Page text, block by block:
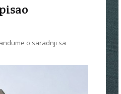
o saradnji sa